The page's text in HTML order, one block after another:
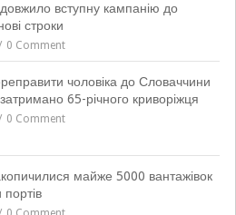
вступну кампанію до
строки
0 Comment
чоловіка до Словаччини
65-річного криворіжця
0 Comment
майже 5000 вантажівок
портів